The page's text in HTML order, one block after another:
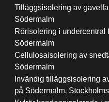
Tilläggsisolering av
Södermalm
Rörisolering i undercentral
Södermalm
Cellulosaisolering av
Södermalm
Invändig tilläggsisolering
på Södermalm,